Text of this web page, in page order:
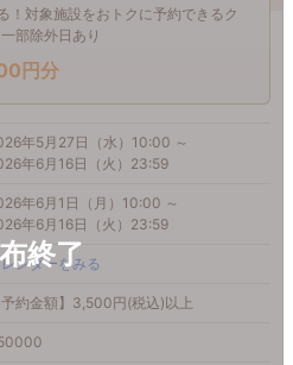
！対象施設をおトクに予約できるク
部除外日あり
円分
年5月27日（水）10:00 ～
年6月16日（火）23:59
年6月1日（月）10:00 ～
年6月16日（火）23:59
ンダーをみる
予約金額】3,500円(税込)以上